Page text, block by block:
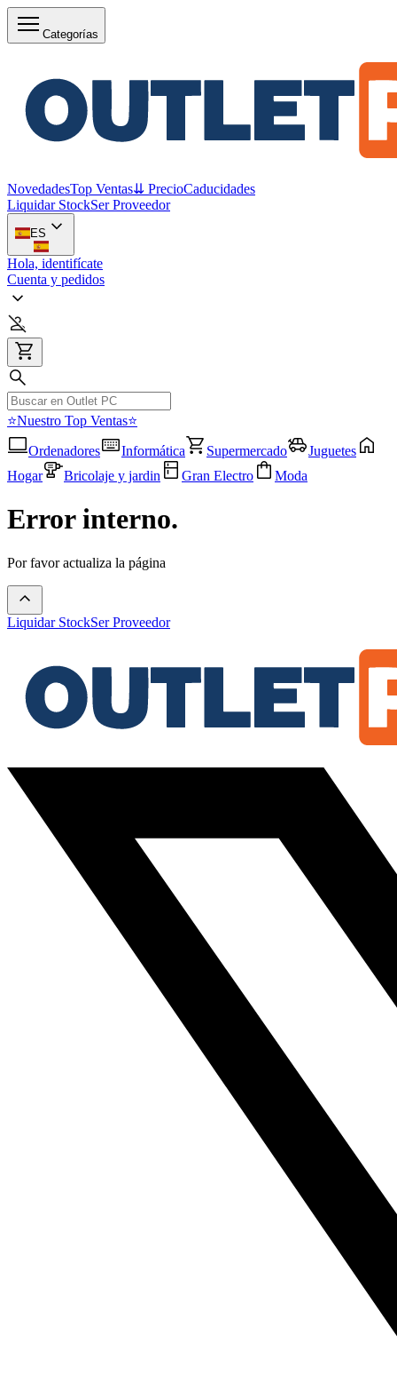
Categorías
NovedadesTop Ventas⇊ PrecioCaducidades
Liquidar StockSer Proveedor
ES
Hola, identifícate
Cuenta y pedidos
⭐Nuestro Top Ventas⭐
Ordenadores
Informática Supermercado
Juguetes
Hogar
Bricolaje y jardin Gran Electro Moda
Error interno.
Por favor actualiza la página
Liquidar StockSer Proveedor